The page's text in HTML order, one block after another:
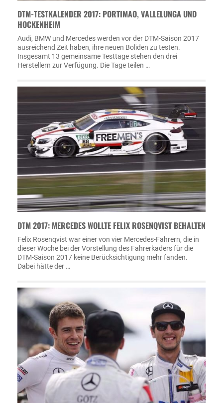
DTM-TESTKALENDER 2017: PORTIMAO, VALLELUNGA UND
HOCKENHEIM
Audi, BMW und Mercedes werden vor der DTM-Saison 2017
ausreichend Zeit haben, ihre neuen Boliden zu testen.
Insgesamt 13 gemeinsame Testtage stehen den drei
Herstellern zur Verfügung. Die Tage teilen …
DTM 2017: MERCEDES WOLLTE FELIX ROSENQVIST BEHALTEN
Felix Rosenqvist war einer von vier Mercedes-Fahrern, die in
dieser Woche bei der Vorstellung des Fahrerkaders für die
DTM-Saison 2017 keine Berücksichtigung mehr fanden.
Dabei hätte der …